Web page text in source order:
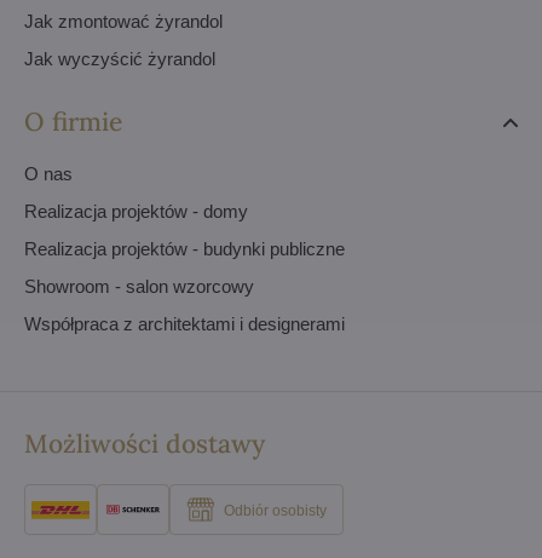
Jak zmontować żyrandol
Jak wyczyścić żyrandol
O firmie
O nas
Realizacja projektów - domy
Realizacja projektów - budynki publiczne
Showroom - salon wzorcowy
Współpraca z architektami i designerami
Możliwości dostawy
Odbiór osobisty